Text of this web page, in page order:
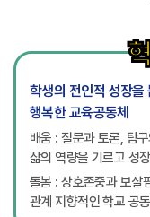
학생의 전인적 성장을
행복한 교육공동체
배움 : 질문과 토론, 탐
삶의 역량을 기르고 성
돌봄 : 상호존중과 보살
관계 지향적인 학교 공